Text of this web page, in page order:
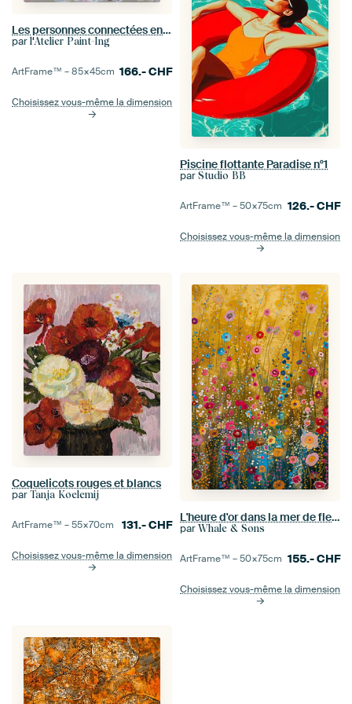
Les personnes connectées en rouge
par l'Atelier Paint-Ing
ArtFrame™ –85×45cm 166.-CHF
Choisissez vous-même la dimension
Piscine flottante Paradise n°1
par Studio BB
ArtFrame™ –50×75cm 126.-CHF
Choisissez vous-même la dimension
Coquelicots rouges et blancs
par Tanja Koelemij
ArtFrame™ –55×70cm 131.-CHF
Choisissez vous-même la dimension
L'heure d'or dans la mer de fleurs
par Whale & Sons
ArtFrame™ –50×75cm 155.-CHF
Choisissez vous-même la dimension